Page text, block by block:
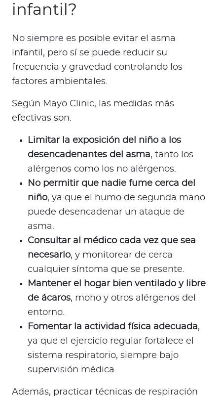
infantil?
No siempre es posible evitar el asma
infantil, pero sí se puede reducir su
frecuencia y gravedad controlando los
factores ambientales.
Según Mayo Clinic, las medidas más
efectivas son:
Limitar la exposición del niño a los
desencadenantes del asma, tanto los
alérgenos como los no alérgenos.
No permitir que nadie fume cerca del
niño, ya que el humo de segunda mano
puede desencadenar un ataque de
asma.
Consultar al médico cada vez que sea
necesario, y monitorear de cerca
cualquier síntoma que se presente.
Mantener el hogar bien ventilado y libre
de ácaros, moho y otros alérgenos del
entorno.
Fomentar la actividad física adecuada,
ya que el ejercicio regular fortalece el
sistema respiratorio, siempre bajo
supervisión médica.
Además, practicar técnicas de respiración